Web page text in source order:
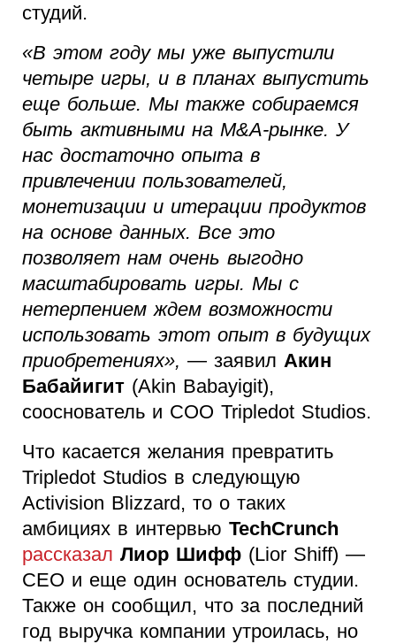
студий.
«В этом году мы уже выпустили
четыре игры, и в планах выпустить
еще больше. Мы также собираемся
быть активными на M&A-рынке. У
нас достаточно опыта в
привлечении пользователей,
монетизации и итерации продуктов
на основе данных. Все это
позволяет нам очень выгодно
масштабировать игры. Мы с
нетерпением ждем возможности
использовать этот опыт в будущих
приобретениях», — заявил Акин
Бабайигит (Akin Babayigit),
сооснователь и COO Tripledot Studios.
Что касается желания превратить
Tripledot Studios в следующую
Activision Blizzard, то о таких
амбициях в интервью TechCrunch
рассказал Лиор Шифф (Lior Shiff) —
CEO и еще один основатель студии.
Также он сообщил, что за последний
год выручка компании утроилась, но